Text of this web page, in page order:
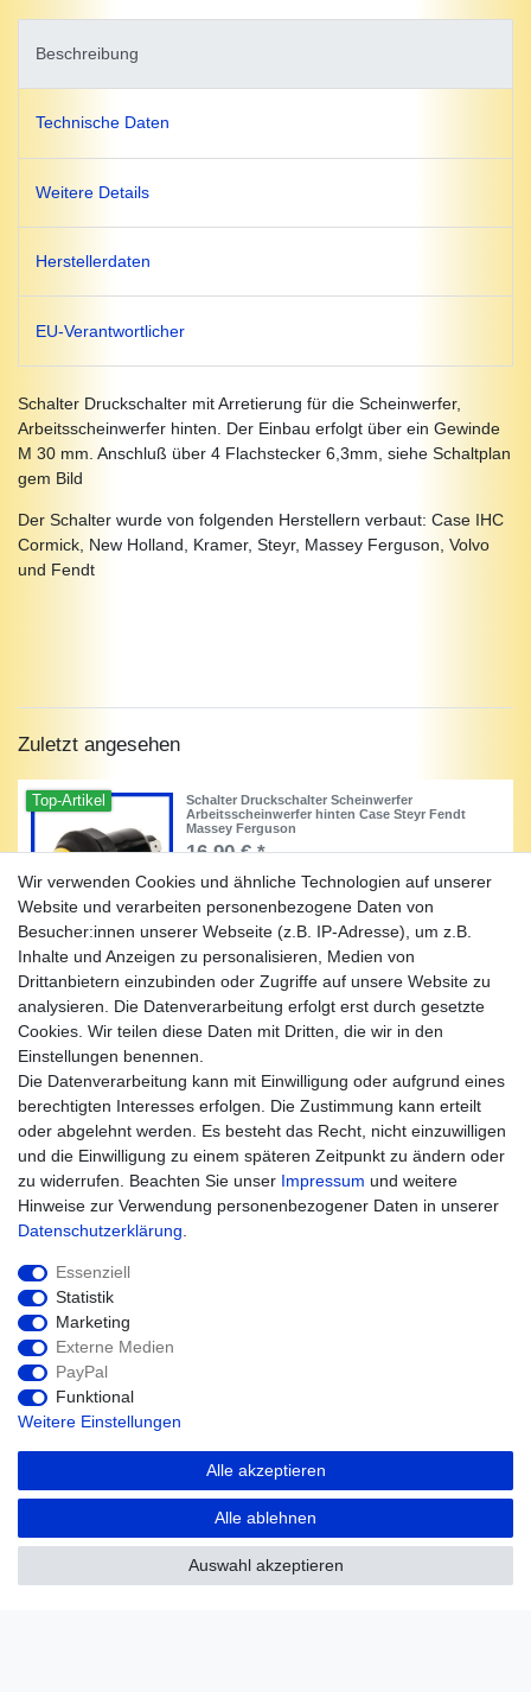
Beschreibung
Technische Daten
Weitere Details
Herstellerdaten
EU-Verantwortlicher
Schalter Druckschalter mit Arretierung für die Scheinwerfer,
Arbeitsscheinwerfer hinten. Der Einbau erfolgt über ein Gewinde
M 30 mm. Anschluß über 4 Flachstecker 6,3mm, siehe Schaltplan
gem Bild
Der Schalter wurde von folgenden Herstellern verbaut: Case IHC
Cormick, New Holland, Kramer, Steyr, Massey Ferguson, Volvo
und Fendt
Zuletzt angesehen
Top-Artikel
Schalter Druckschalter Scheinwerfer
Arbeitsscheinwerfer hinten Case Steyr Fendt
Massey Ferguson
16,90 € *
Artikel anzeigen
*inkl. ges. MwSt.zzgl.Versandkosten
Unternehmen
Kontakt
Datenschutz
AGB
Impressum
Einkaufen
Zahlungsarten
Versandarten & -kosten
Widerrufsrecht
Warenkorb
Zur Kasse
Hilfe
Impressum
Wir verwenden Cookies und ähnliche Technologien auf unserer
Website und verarbeiten personenbezogene Daten von
Besucher:innen unserer Webseite (z.B. IP-Adresse), um z.B.
Inhalte und Anzeigen zu personalisieren, Medien von
Drittanbietern einzubinden oder Zugriffe auf unsere Website zu
analysieren. Die Datenverarbeitung erfolgt erst durch gesetzte
Cookies. Wir teilen diese Daten mit Dritten, die wir in den
Einstellungen benennen.
Die Datenverarbeitung kann mit Einwilligung oder aufgrund eines
berechtigten Interesses erfolgen. Die Zustimmung kann erteilt
oder abgelehnt werden. Es besteht das Recht, nicht einzuwilligen
und die Einwilligung zu einem späteren Zeitpunkt zu ändern oder
zu widerrufen. Beachten Sie unser Impressum und weitere
Hinweise zur Verwendung personenbezogener Daten in unserer
Daten­schutz­erklärung
Essenziell
Statistik
Marketing
Externe Medien
PayPal
Funktional
Weitere Einstellungen
Alle akzeptieren
Alle ablehnen
Auswahl akzeptieren